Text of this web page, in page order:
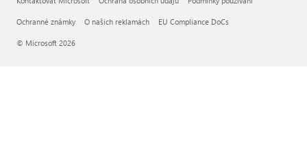
Ochranné známky O našich reklamách EU Compliance DoCs
© Microsoft 2026